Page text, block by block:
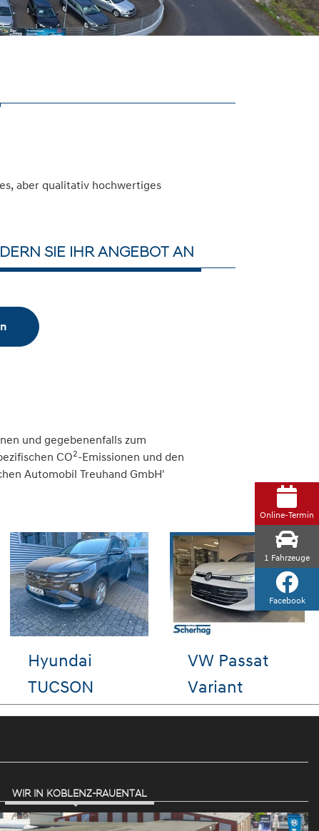
aber qualitativ hochwertiges
SIE IHR ANGEBOT AN
und gegebenenfalls zum
CO2-Emissionen und den
Automobil Treuhand GmbH'
VW Passat
Variant
WIR IN KOBLENZ-RAUENTAL
Online-Termin
1 Fahrzeuge
Facebook